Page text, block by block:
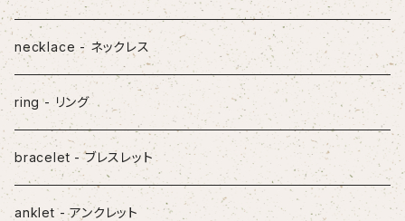
pierced earrings - ピアス
earcuff - イヤカフ
necklace - ネックレス
ring - リング
necklace - ネックレス
ring - リング
bracelet - ブレスレット
anklet - アンクレット